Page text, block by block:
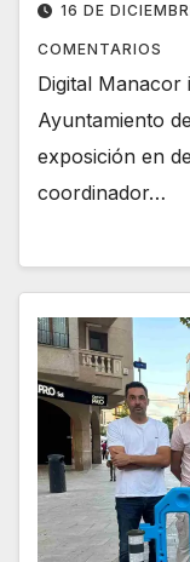
16 DE
COMENTARIOS
Digital
Ayuntamiento
exposición en
coordinador…